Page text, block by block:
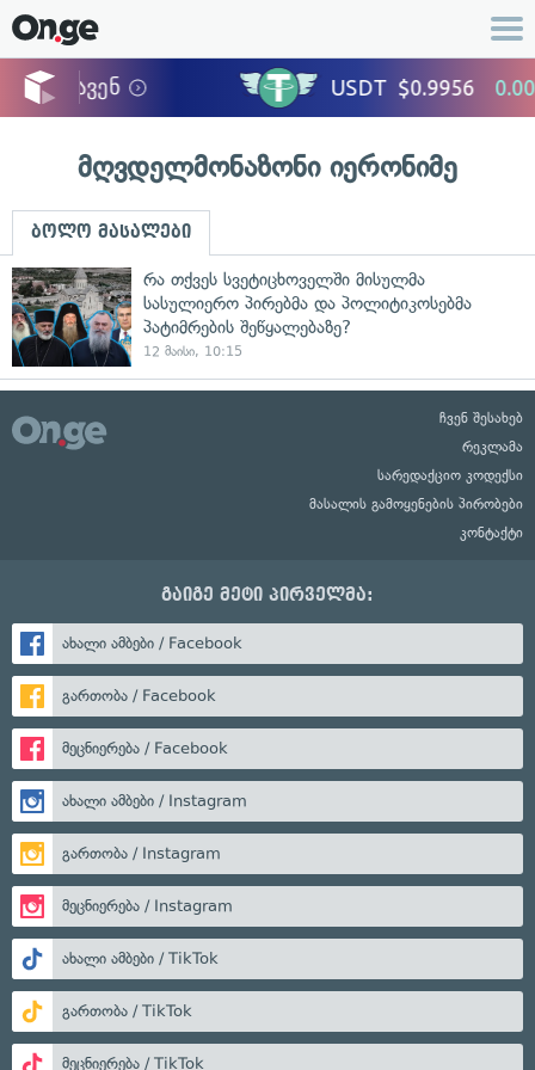
მღვდელმონაზონი იერონიმე
ბოლო მასალები
რა თქვეს სვეტიცხოველში მისულმა
სასულიერო პირებმა და პოლიტიკოსებმა
პატიმრების შეწყალებაზე?
12 მაისი, 10:15
ჩვენ შესახებ
რეკლამა
სარედაქციო კოდექსი
მასალის გამოყენების პირობები
კონტაქტი
გაიგე მეტი პირველმა:
ახალი ამბები / Facebook
გართობა / Facebook
მეცნიერება / Facebook
ახალი ამბები / Instagram
გართობა / Instagram
მეცნიერება / Instagram
ახალი ამბები / TikTok
გართობა / TikTok
მეცნიერება / TikTok